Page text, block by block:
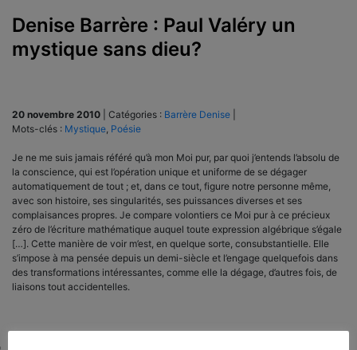
Denise Barrère : Paul Valéry un
mystique sans dieu?
20 novembre 2010 Catégories : Barrère Denise
Mots-clés : Mystique Poésie
Je ne me suis jamais référé qu’à mon Moi pur, par quoi j’entends l’absolu de
la conscience, qui est l’opération unique et uniforme de se dégager
automatiquement de tout ; et, dans ce tout, figure notre personne même,
avec son histoire, ses singularités, ses puissances diverses et ses
complaisances propres. Je compare volontiers ce Moi pur à ce précieux
zéro de l’écriture mathématique auquel toute expression algébrique s’égale
[…]. Cette manière de voir m’est, en quelque sorte, consubstantielle. Elle
s’impose à ma pensée depuis un demi-siècle et l’engage quelquefois dans
des transformations intéressantes, comme elle la dégage, d’autres fois, de
liaisons tout accidentelles.